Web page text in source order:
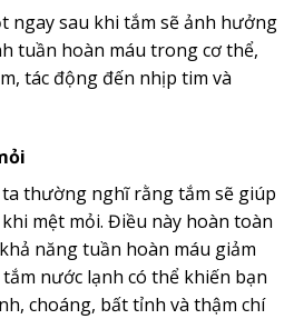
ngay sau khi tắm sẽ ảnh hưởng
tuần hoàn máu trong cơ thể,
tác động đến nhịp tim và
thường nghĩ rằng tắm sẽ giúp
mệt mỏi. Điều này hoàn toàn
năng tuần hoàn máu giảm
nước lạnh có thể khiến bạn
choáng, bất tỉnh và thậm chí